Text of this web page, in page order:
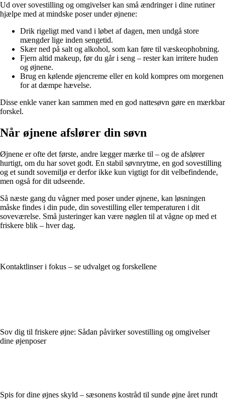
Ud over sovestilling og omgivelser kan små ændringer i dine rutiner
hjælpe med at mindske poser under øjnene:
Drik rigeligt med vand i løbet af dagen, men undgå store
mængder lige inden sengetid.
Skær ned på salt og alkohol, som kan føre til væskeophobning.
Fjern altid makeup, før du går i seng – rester kan irritere huden
og øjnene.
Brug en kølende øjencreme eller en kold kompres om morgenen
for at dæmpe hævelse.
Disse enkle vaner kan sammen med en god nattesøvn gøre en mærkbar
forskel.
Når øjnene afslører din søvn
Øjnene er ofte det første, andre lægger mærke til – og de afslører
hurtigt, om du har sovet godt. En stabil søvnrytme, en god sovestilling
og et sundt sovemiljø er derfor ikke kun vigtigt for dit velbefindende,
men også for dit udseende.
Så næste gang du vågner med poser under øjnene, kan løsningen
måske findes i din pude, din sovestilling eller temperaturen i dit
soveværelse. Små justeringer kan være nøglen til at vågne op med et
friskere blik – hver dag.
Kontaktlinser i fokus – se udvalget og forskellene
Sov dig til friskere øjne: Sådan påvirker sovestilling og omgivelser
dine øjenposer
Spis for dine øjnes skyld – sæsonens kostråd til sunde øjne året rundt